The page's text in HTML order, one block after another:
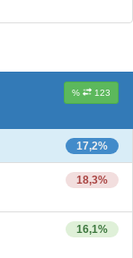
% 123
17,2%
18,3%
16,1%